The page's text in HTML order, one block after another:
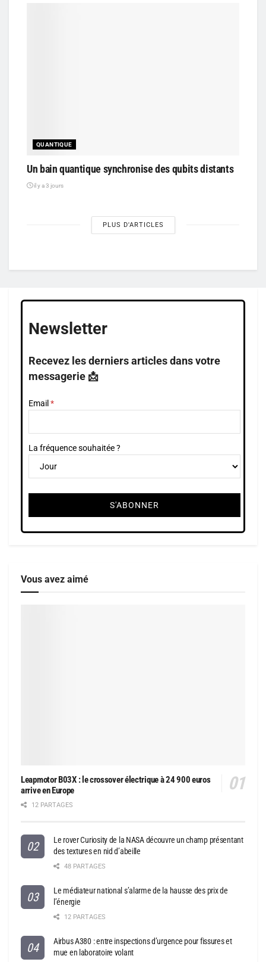
QUANTIQUE
Un bain quantique synchronise des qubits distants
il y a 3 jours
PLUS D'ARTICLES
Newsletter
Recevez les derniers articles dans votre
messagerie 📩
Email
La fréquence souhaitée ?
Vous avez aimé
Leapmotor B03X : le crossover électrique à 24 900 euros
arrive en Europe
12 PARTAGES
Le rover Curiosity de la NASA découvre un champ présentant
des textures en nid d’abeille
48 PARTAGES
Le médiateur national s’alarme de la hausse des prix de
l’énergie
12 PARTAGES
Airbus A380 : entre inspections d’urgence pour fissures et
mue en laboratoire volant